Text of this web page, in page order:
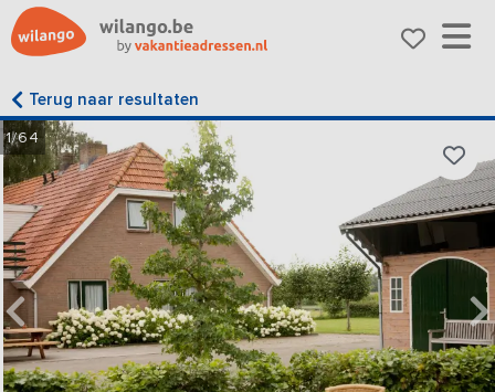
Terug naar resultaten
1/64